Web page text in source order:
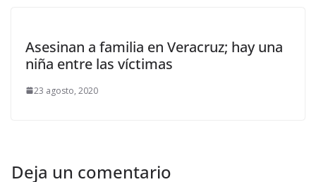
Asesinan a familia en Veracruz; hay una
niña entre las víctimas
23 agosto, 2020
Deja un comentario